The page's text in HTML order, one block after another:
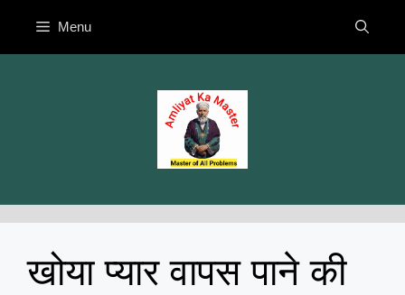
content
Menu
खोया प्यार वापस पाने की